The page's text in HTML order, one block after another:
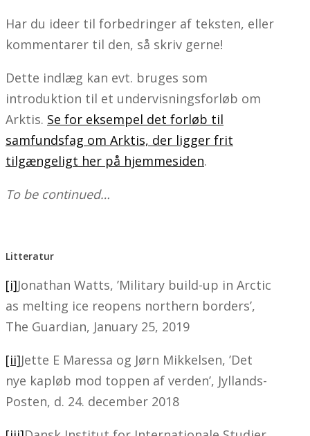
Har du ideer til forbedringer af teksten, eller
kommentarer til den, så skriv gerne!
Dette indlæg kan evt. bruges som
introduktion til et undervisningsforløb om
Arktis. Se for eksempel det forløb til
samfundsfag om Arktis, der ligger frit
tilgængeligt her på hjemmesiden.
To be continued…
Litteratur
[i]Jonathan Watts, ’Military build-up in Arctic
as melting ice reopens northern borders’,
The Guardian, January 25, 2019
[ii]Jette E Maressa og Jørn Mikkelsen, ’Det
nye kapløb mod toppen af verden’, Jyllands-
Posten, d. 24. december 2018